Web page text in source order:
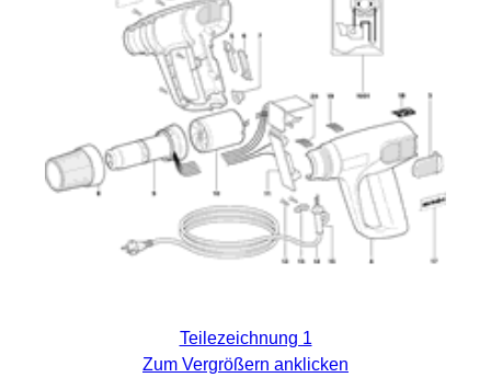
Teilezeichnung 1
Zum Vergrößern anklicken